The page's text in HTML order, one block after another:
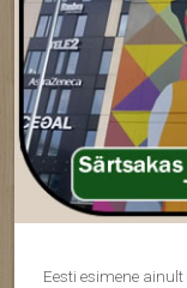
Eesti esimene